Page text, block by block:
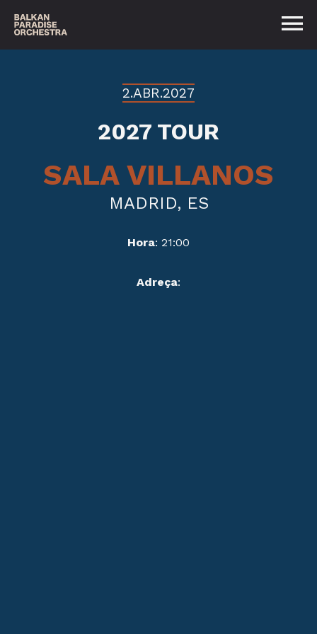
2.ABR.2027
2027 TOUR
SALA VILLANOS
MADRID, ES
Hora: 21:00
Adreça: